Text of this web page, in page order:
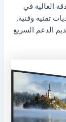
العالية في
تقنية وفنية.
الدعم السريع